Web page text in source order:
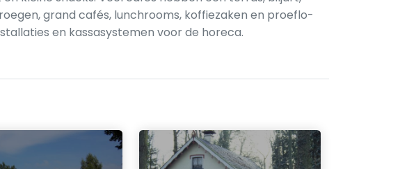
grand cafés, lunchrooms, koffiezaken en proeflo­
en kassa­systemen voor de horeca.